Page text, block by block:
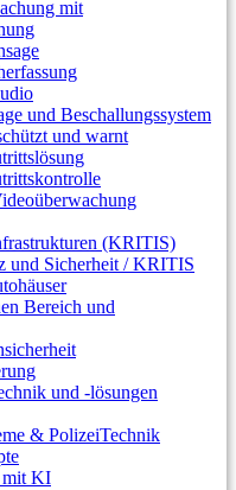
mit
und Beschallungssystem
und warnt
(KRITIS)
und Sicherheit / KRITIS
Bereich und
und -lösungen
& PolizeiTechnik
mit KI